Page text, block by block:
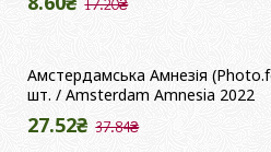
17.20₴
Амстердамська Амнезія
шт. / Amsterdam Amnesia 2022
27.52₴ 37.84₴